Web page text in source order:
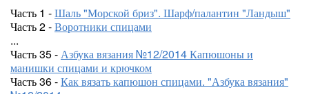
Часть 1 -Шаль "Морской бриз". Шарф/палантин "Ландыш"
Часть 2 -Воротники спицами
...
Часть 35 -Азбука вязания №12/2014 Капюшоны и
манишки спицами и крючком
Часть 36 -Как вязать капюшон спицами. "Азбука вязания"